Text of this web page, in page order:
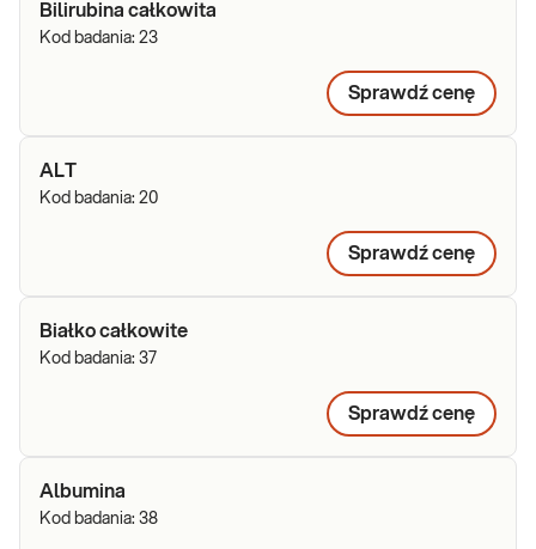
Bilirubina całkowita
Kod badania: 23
Sprawdź cenę
ALT
Kod badania: 20
Sprawdź cenę
Białko całkowite
Kod badania: 37
Sprawdź cenę
Albumina
Kod badania: 38